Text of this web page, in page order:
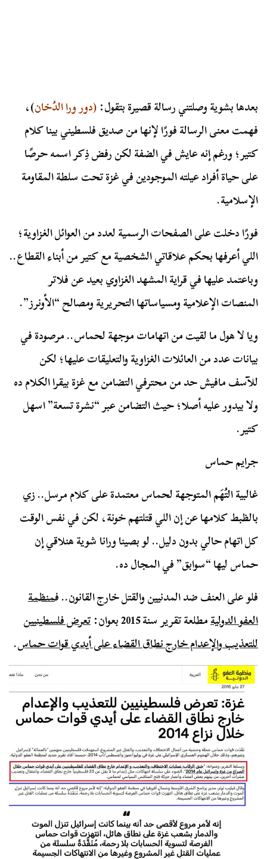
بعدها بشوية وصلتني رسالة قصيرة بتقول:(دور ورا الدُخان)،
فهمت معنى الرسالة فورًا لإنها من صديق فلسطيني بينا كلام
كتير؛ ورغم إنه عايش في الضفة لكن رفض ذِكر اسمه حرصًا
على حياة أفراد عيلته الموجودين في غزة تحت سلطة المقاومة
الإسلامية.
فورًا دخلت على الصفحات الرسمية لعدد من العوائل الغزاوية؛
اللي أعرفها بحكم علاقاتي الشخصية مع كتير من أبناء القطاع..
وباعتمد عليها في قراية المشهد الغزاوي بعيد عن فلاتر
المنصات الإعلامية ومسياساتها التحريرية ومصالح “الأونرز”.
ويا لا هول ما لقيت من اتهامات موجهة لحماس.. مرصودة في
بيانات عدد من العائلات الغزاوية والتعليقات عليها؛ لكن
للآسف مافيش حد من محترفي التضامن مع غزة بيقرا الكلام ده
ولا بيدور عليه أصلا؛ حيث التضامن عبر “نشرة تسعة” اسهل
كتير.
جرايم حماس
غالبية التُهَم المتوجهة لحماس معتمدة على كلام مرسل.. زي
بالظبط كلامها عن إن اللي قتلتهم خونة، لكن في نفس الوقت
كل اتهام حالي بدون دليل.. لو بصينا ورانا شوية هنلاقي إن
حماس ليها “سوابق” في المجال ده.
فلو على العنف ضد المدنيين والقتل خارج القانون.. فمنظمة
العفو الدوليةمطلعة تقرير سنة 2015 بعوان:
تعرض فلسطينيين
للتعذيب والإعدام خارج نطاق القضاء على أيدي قوات حماس.